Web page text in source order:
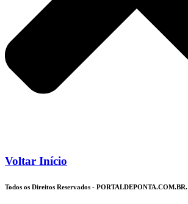
Voltar Início
Todos os Direitos Reservados - PORTALDEPONTA.COM.BR.